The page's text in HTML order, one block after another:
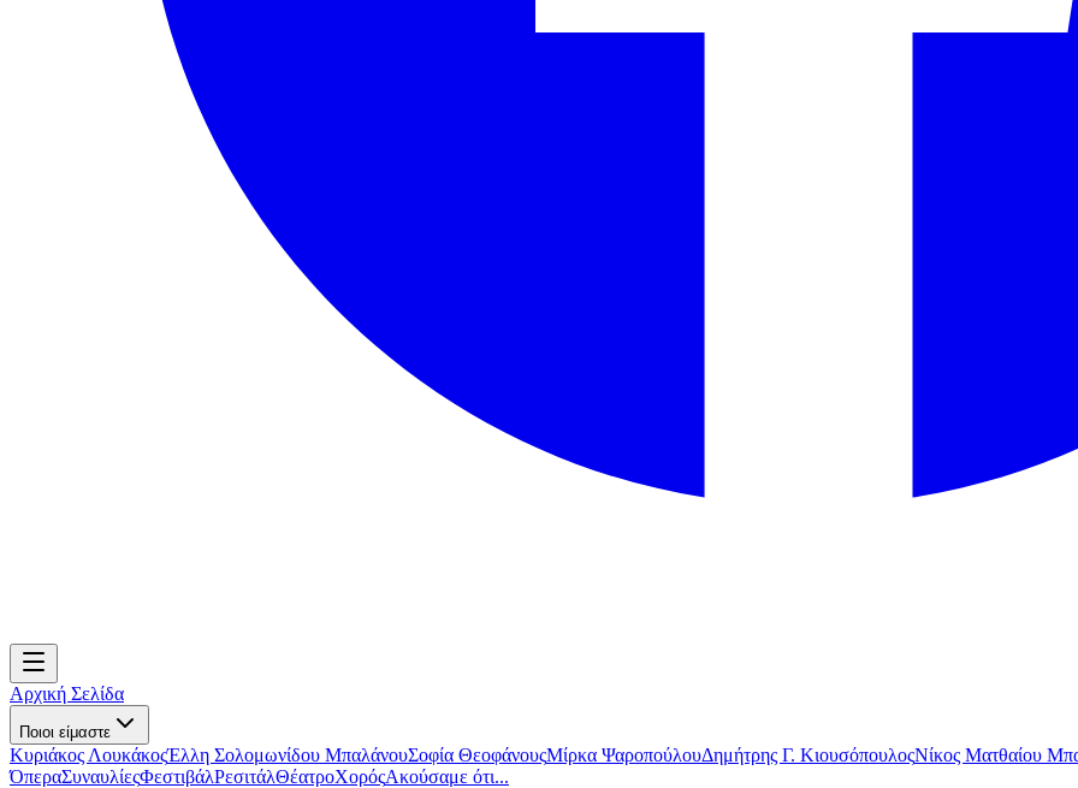
Αρχική Σελίδα
Ποιοι είμαστε
Κυριάκος ΛουκάκοςΈλλη Σολομωνίδου ΜπαλάνουΣοφία ΘεοφάνουςΜίρκα ΨαροπούλουΔημήτρης Γ. ΚιουσόπουλοςΝίκος Ματθαίου
ΌπεραΣυναυλίεςΦεστιβάλΡεσιτάλΘέατροΧορόςΑκούσαμε ότι...